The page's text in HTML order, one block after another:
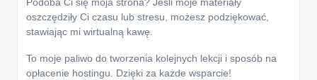
oszczędziły Ci czasu lub stresu, możesz podziękować,
stawiając mi wirtualną kawę.
To moje paliwo do tworzenia kolejnych lekcji i sposób na
opłacenie hostingu. Dzięki za każde wsparcie!